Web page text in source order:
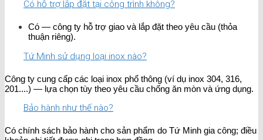
Có hỗ trợ lắp đặt tại công trình không?
Có — công ty hỗ trợ giao và lắp đặt theo yêu cầu (thỏa
thuận riêng).
Tứ Minh sử dụng loại inox nào?
Công ty cung cấp các loại inox phổ thông (ví dụ inox 304, 316,
201....) — lựa chọn tùy theo yêu cầu chống ăn mòn và ứng dụng.
Bảo hành như thế nào?
Có chính sách bảo hành cho sản phẩm do Tứ Minh gia công; điều